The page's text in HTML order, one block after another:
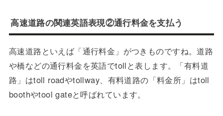
高速道路の関連英語表現②通行料金を支払う
高速道路といえば「通行料金」がつきものですね。道路
や橋などの通行料金を英語でtollと表します。「有料道
路」はtoll roadやtollway、有料道路の「料金所」はtoll
boothやtool gateと呼ばれています。